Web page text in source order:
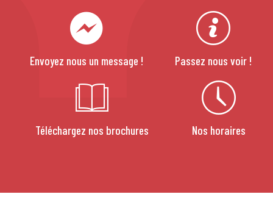
Envoyez nous un message ! Passez nous voir !
Téléchargez nos brochures Nos horaires